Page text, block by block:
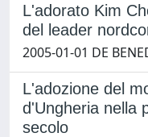
L'adorato Kim
del leader
2005-01-01 DE
L'adozione del
d'Ungheria nella
secolo